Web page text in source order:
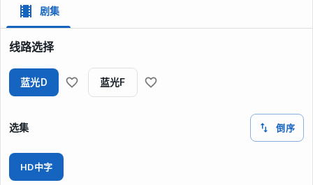
剧集
线路选择
蓝光D 蓝光F
选集 倒序
HD中字